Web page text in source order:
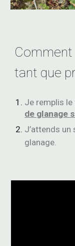
Comment
tant que
Je remplis
de glanage
J’attends
glanage.